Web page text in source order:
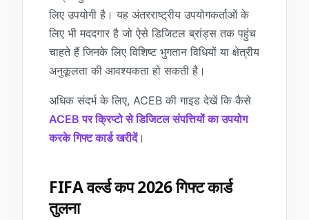
लिए उपयोगी है। यह अंतरराष्ट्रीय उपयोगकर्ताओं के
लिए भी मददगार है जो ऐसे डिजिटल ब्रांड्स तक पहुंच
चाहते हैं जिनके लिए विशिष्ट भुगतान विधियों या क्षेत्रीय
अनुकूलता की आवश्यकता हो सकती है।
अधिक संदर्भ के लिए, ACEB की गाइड देखें कि कैसे
ACEB पर क्रिप्टो से डिजिटल संपत्तियों का उपयोग
करके गिफ्ट कार्ड खरीदें।
FIFA वर्ल्ड कप 2026 गिफ्ट कार्ड
तुलना